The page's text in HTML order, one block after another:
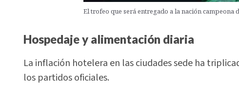
El trofeo que será entregado a la nación campeona
Hospedaje y alimentación diaria
La inflación hotelera en las ciudades sede ha
los partidos oficiales.